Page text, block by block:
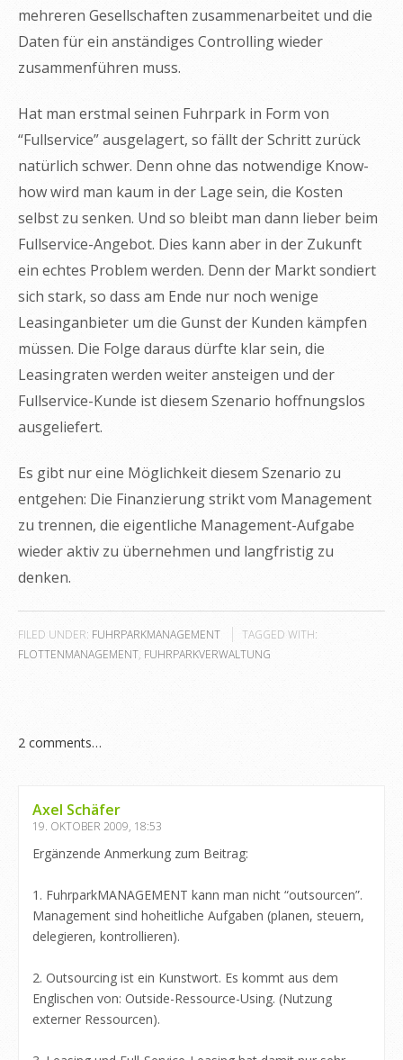
mehreren Gesellschaften zusammenarbeitet und die
Daten für ein anständiges Controlling wieder
zusammenführen muss.
Hat man erstmal seinen Fuhrpark in Form von
“Fullservice” ausgelagert, so fällt der Schritt zurück
natürlich schwer. Denn ohne das notwendige Know-
how wird man kaum in der Lage sein, die Kosten
selbst zu senken. Und so bleibt man dann lieber beim
Fullservice-Angebot. Dies kann aber in der Zukunft
ein echtes Problem werden. Denn der Markt sondiert
sich stark, so dass am Ende nur noch wenige
Leasinganbieter um die Gunst der Kunden kämpfen
müssen. Die Folge daraus dürfte klar sein, die
Leasingraten werden weiter ansteigen und der
Fullservice-Kunde ist diesem Szenario hoffnungslos
ausgeliefert.
Es gibt nur eine Möglichkeit diesem Szenario zu
entgehen: Die Finanzierung strikt vom Management
zu trennen, die eigentliche Management-Aufgabe
wieder aktiv zu übernehmen und langfristig zu
denken.
FILED UNDER: FUHRPARKMANAGEMENT
TAGGED WITH:
FLOTTENMANAGEMENT, FUHRPARKVERWALTUNG
2 comments…
Axel Schäfer
19. OKTOBER 2009, 18:53
Ergänzende Anmerkung zum Beitrag:
1. FuhrparkMANAGEMENT kann man nicht “outsourcen”.
Management sind hoheitliche Aufgaben (planen, steuern,
delegieren, kontrollieren).
2. Outsourcing ist ein Kunstwort. Es kommt aus dem
Englischen von: Outside-Ressource-Using. (Nutzung
externer Ressourcen).